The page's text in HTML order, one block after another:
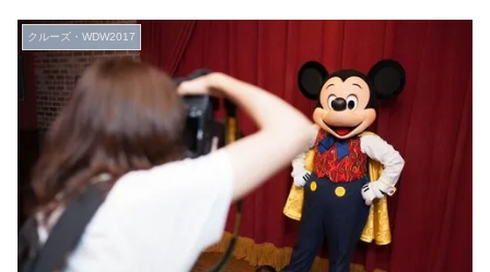
クルーズ・WDW2017